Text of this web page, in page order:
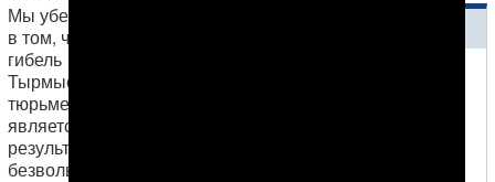
Мы убеждены
в том, что
гибель
Тырмыева в
тюрьме
является
результатом
безвольной,